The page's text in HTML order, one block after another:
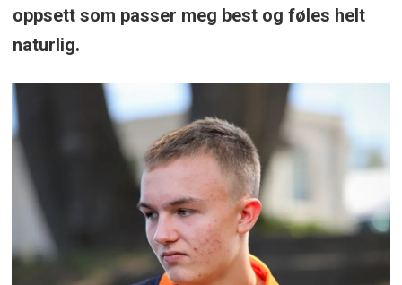
oppsett som passer meg best og føles helt
naturlig.